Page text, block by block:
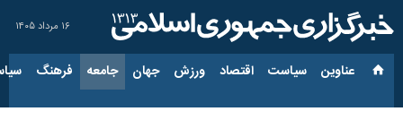
۱۶ مرداد ۱۴۰۵
عناوین‌ سیاست اقتصاد ورزش جهان جامعه فرهنگ